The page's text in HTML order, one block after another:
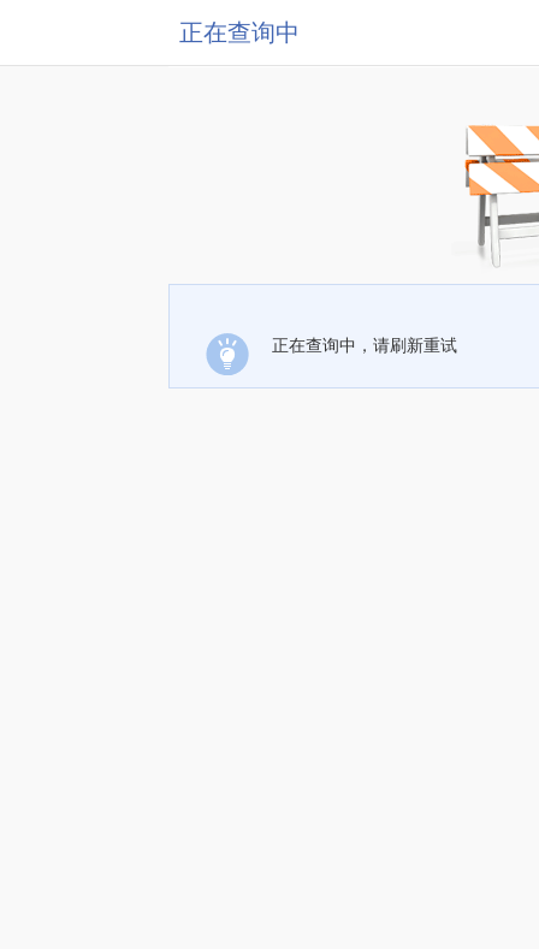
正在查询中
正在查询中，请刷新重试